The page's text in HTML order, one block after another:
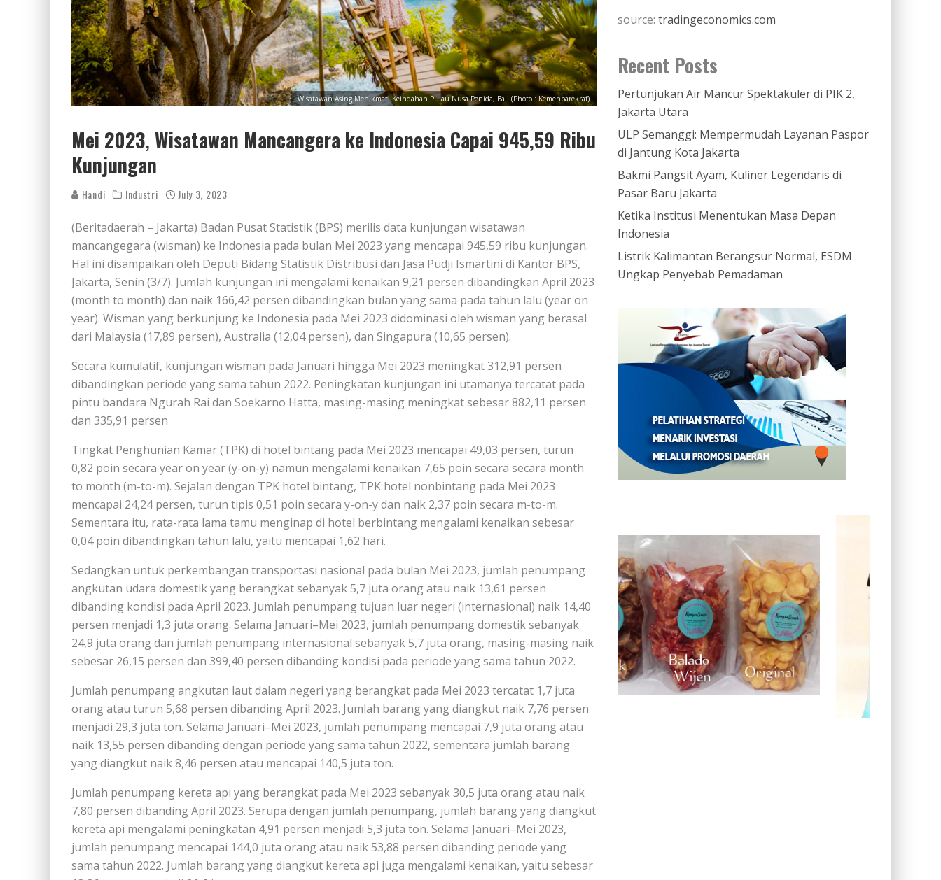
Wisatawan Asing Menikmati Keindahan Pulau Nusa Penida, Bali (Photo : Kemenparekraf)
Mei 2023, Wisatawan Mancangera ke Indonesia Capai 945,59 Ribu
Kunjungan
Handi Industri July 3, 2023
(Beritadaerah – Jakarta) Badan Pusat Statistik (BPS) merilis data kunjungan wisatawan
mancangegara (wisman) ke Indonesia pada bulan Mei 2023 yang mencapai 945,59 ribu kunjungan.
Hal ini disampaikan oleh Deputi Bidang Statistik Distribusi dan Jasa Pudji Ismartini di Kantor BPS,
Jakarta, Senin (3/7). Jumlah kunjungan ini mengalami kenaikan 9,21 persen dibandingkan April 2023
(month to month) dan naik 166,42 persen dibandingkan bulan yang sama pada tahun lalu (year on
year). Wisman yang berkunjung ke Indonesia pada Mei 2023 didominasi oleh wisman yang berasal
dari Malaysia (17,89 persen), Australia (12,04 persen), dan Singapura (10,65 persen).
Secara kumulatif, kunjungan wisman pada Januari hingga Mei 2023 meningkat 312,91 persen
dibandingkan periode yang sama tahun 2022. Peningkatan kunjungan ini utamanya tercatat pada
pintu bandara Ngurah Rai dan Soekarno Hatta, masing-masing meningkat sebesar 882,11 persen
dan 335,91 persen
Tingkat Penghunian Kamar (TPK) di hotel bintang pada Mei 2023 mencapai 49,03 persen, turun
0,82 poin secara year on year (y-on-y) namun mengalami kenaikan 7,65 poin secara secara month
to month (m-to-m). Sejalan dengan TPK hotel bintang, TPK hotel nonbintang pada Mei 2023
mencapai 24,24 persen, turun tipis 0,51 poin secara y-on-y dan naik 2,37 poin secara m-to-m.
Sementara itu, rata-rata lama tamu menginap di hotel berbintang mengalami kenaikan sebesar
0,04 poin dibandingkan tahun lalu, yaitu mencapai 1,62 hari.
Sedangkan untuk perkembangan transportasi nasional pada bulan Mei 2023, jumlah penumpang
angkutan udara domestik yang berangkat sebanyak 5,7 juta orang atau naik 13,61 persen
dibanding kondisi pada April 2023. Jumlah penumpang tujuan luar negeri (internasional) naik 14,40
persen menjadi 1,3 juta orang. Selama Januari–Mei 2023, jumlah penumpang domestik sebanyak
24,9 juta orang dan jumlah penumpang internasional sebanyak 5,7 juta orang, masing-masing naik
sebesar 26,15 persen dan 399,40 persen dibanding kondisi pada periode yang sama tahun 2022.
Jumlah penumpang angkutan laut dalam negeri yang berangkat pada Mei 2023 tercatat 1,7 juta
orang atau turun 5,68 persen dibanding April 2023. Jumlah barang yang diangkut naik 7,76 persen
menjadi 29,3 juta ton. Selama Januari–Mei 2023, jumlah penumpang mencapai 7,9 juta orang atau
naik 13,55 persen dibanding dengan periode yang sama tahun 2022, sementara jumlah barang
yang diangkut naik 8,46 persen atau mencapai 140,5 juta ton.
Jumlah penumpang kereta api yang berangkat pada Mei 2023 sebanyak 30,5 juta orang atau naik
7,80 persen dibanding April 2023. Serupa dengan jumlah penumpang, jumlah barang yang diangkut
kereta api mengalami peningkatan 4,91 persen menjadi 5,3 juta ton. Selama Januari–Mei 2023,
jumlah penumpang mencapai 144,0 juta orang atau naik 53,88 persen dibanding periode yang
sama tahun 2022. Jumlah barang yang diangkut kereta api juga mengalami kenaikan, yaitu sebesar
source: tradingeconomics.com
Recent Posts
Pertunjukan Air Mancur Spektakuler di PIK 2,
Jakarta Utara
ULP Semanggi: Mempermudah Layanan Paspor
di Jantung Kota Jakarta
Bakmi Pangsit Ayam, Kuliner Legendaris di
Pasar Baru Jakarta
Ketika Institusi Menentukan Masa Depan
Indonesia
Listrik Kalimantan Berangsur Normal, ESDM
Ungkap Penyebab Pemadaman